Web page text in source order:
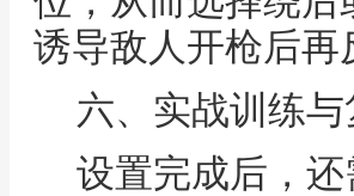
诱导敌人开枪后
六、实战训练
设置完成后，